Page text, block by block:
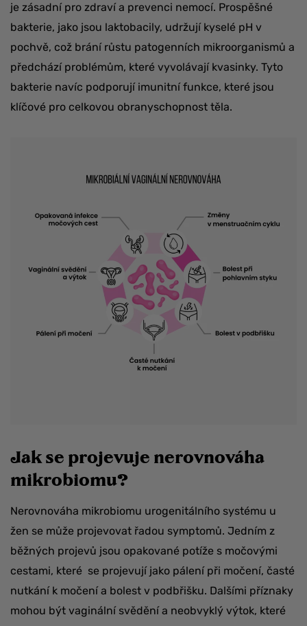
je zásadní pro zdraví a prevenci nemocí. Prospěšné
bakterie, jako jsou laktobacily, udržují kyselé pH v
pochvě, což brání růstu patogenních mikroorganismů a
předchází problémům, které vyvolávají kvasinky. Tyto
bakterie navíc podporují imunitní funkce, které jsou
klíčové pro celkovou obranyschopnost těla.
Jak se projevuje nerovnováha
mikrobiomu?
Nerovnováha mikrobiomu urogenitálního systému u
žen se může projevovat řadou symptomů. Jedním z
běžných projevů jsou opakované potíže s močovými
cestami, které se projevují jako pálení při močení, časté
nutkání k močení a bolest v podbřišku. Dalšími příznaky
mohou být vaginální svědění a neobvyklý výtok, které